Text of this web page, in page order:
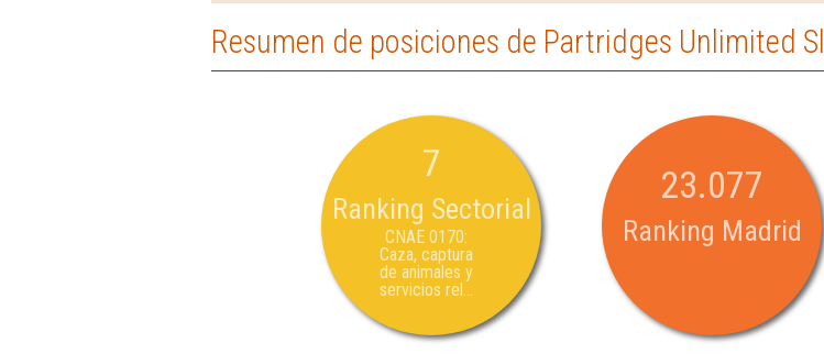
Resumen de posiciones de Partridges Unlimited Sl
7
Ranking Sectorial
CNAE 0170:
Caza, captura
de animales y
servicios rel...
23.077
Ranking Madrid